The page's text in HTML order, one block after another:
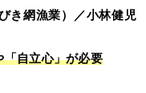
き網漁業）／小林健児
「自立心」が必要